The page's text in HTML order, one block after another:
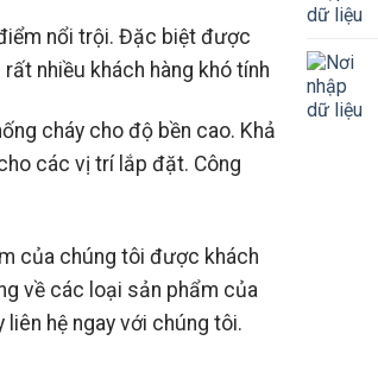
nổi trội. Đặc biệt được
nhiều khách hàng khó tính
cháy cho độ bền cao. Khả
các vị trí lắp đặt. Công
của chúng tôi được khách
về các loại sản phẩm của
hệ ngay với chúng tôi.